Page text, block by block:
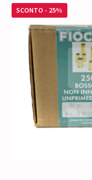
SCONTO - 25%